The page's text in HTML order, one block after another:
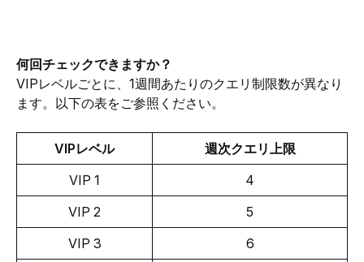
何回チェックできますか？
VIPレベルごとに、1週間あたりのクエリ制限数が異なり
ます。以下の表をご参照ください。
VIPレベル
週次クエリ上限
VIP 1
4
VIP 2
5
VIP 3
6